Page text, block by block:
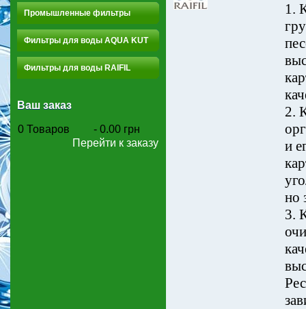
Промышленные фильтры
Фильтры для воды AQUA KUT
Фильтры для воды RAIFIL
Ваш заказ
0 Товаров - 0.00 грн
Перейти к заказу
1.
2.
и
но
3.